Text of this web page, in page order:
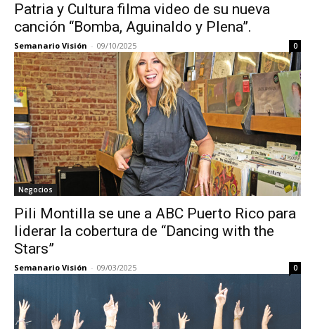
Patria y Cultura filma video de su nueva
canción “Bomba, Aguinaldo y Plena”.
Semanario Visión - 09/10/2025 0
Negocios
Pili Montilla se une a ABC Puerto Rico para
liderar la cobertura de “Dancing with the
Stars”
Semanario Visión - 09/03/2025 0